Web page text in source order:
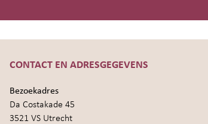
CONTACT EN ADRESGEGEVENS
Bezoekadres
Da Costakade 45
3521 VS Utrecht